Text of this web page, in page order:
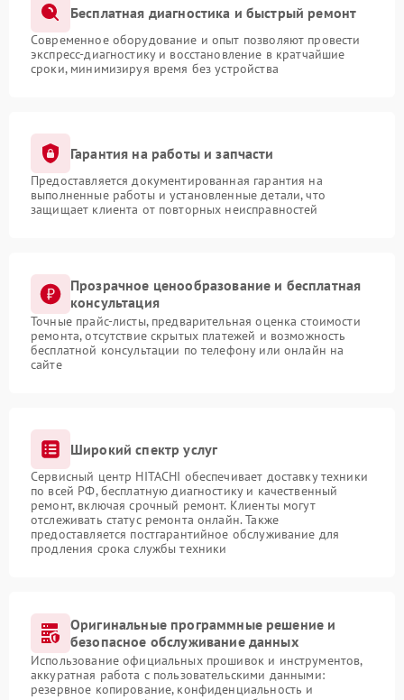
Бесплатная диагностика и быстрый ремонт
Современное оборудование и опыт позволяют провести
экспресс-диагностику и восстановление в кратчайшие
сроки, минимизируя время без устройства
Гарантия на работы и запчасти
Предоставляется документированная гарантия на
выполненные работы и установленные детали, что
защищает клиента от повторных неисправностей
Прозрачное ценообразование и бесплатная
консультация
Точные прайс-листы, предварительная оценка стоимости
ремонта, отсутствие скрытых платежей и возможность
бесплатной консультации по телефону или онлайн на
сайте
Широкий спектр услуг
Сервисный центр HITACHI обеспечивает доставку техники
по всей РФ, бесплатную диагностику и качественный
ремонт, включая срочный ремонт. Клиенты могут
отслеживать статус ремонта онлайн. Также
предоставляется постгарантийное обслуживание для
продления срока службы техники
Оригинальные программные решение и
безопасное обслуживание данных
Использование официальных прошивок и инструментов,
аккуратная работа с пользовательскими данными:
резервное копирование, конфиденциальность и